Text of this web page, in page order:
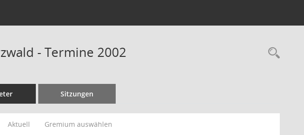
- Termine 2002
Sitzungen
Aktuell Gremium auswählen